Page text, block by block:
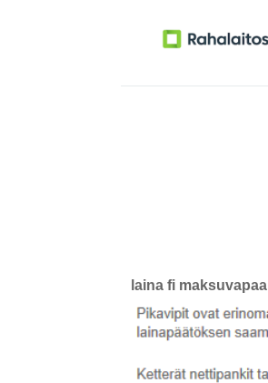
laina fi maksuvapaa